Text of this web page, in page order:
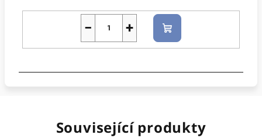
+
−
Do
košíku
Související produkty